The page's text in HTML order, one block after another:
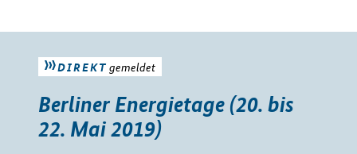
DIREKT gemeldet
Berliner Energietage (20. bis
22. Mai 2019)